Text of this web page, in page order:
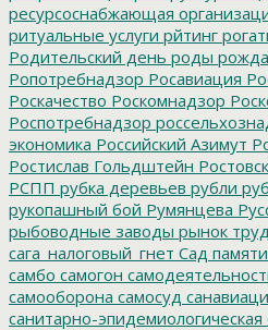
ресурсоснабжающая
ритуальные услуги рйтинг
Родительский день роды
Ропотребнадзор Росавиация
Роскачество Роскомнадзор
Роспотребнадзор
экономика Российский Азимут
Ростислав Гольдштейн
РСПП рубка деревьев рубли
рукопашный бой Румянцева
рыбоводные заводы рынок
сага_налоговый_гнет Сад памяти
самбо самогон
самооборона самосуд
санитарно-эпидемиологическая